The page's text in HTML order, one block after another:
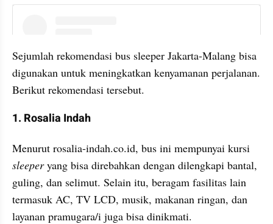
Sejumlah rekomendasi bus sleeper Jakarta-Malang bisa
digunakan untuk meningkatkan kenyamanan perjalanan.
Berikut rekomendasi tersebut.
1. Rosalia Indah
sleeper yang bisa direbahkan dengan dilengkapi bantal,
guling, dan selimut. Selain itu, beragam fasilitas lain
termasuk AC, TV LCD, musik, makanan ringan, dan
layanan pramugara/i juga bisa dinikmati.